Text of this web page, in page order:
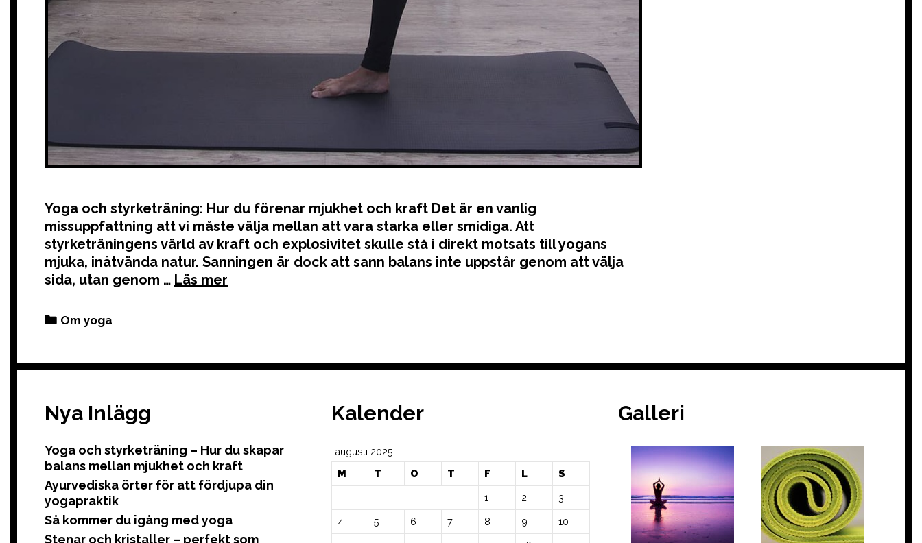
Yoga och styrketräning: Hur du förenar mjukhet och kraft Det är en vanlig
missuppfattning att vi måste välja mellan att vara starka eller smidiga. Att
styrketräningens värld av kraft och explosivitet skulle stå i direkt motsats till yogans
mjuka, inåtvända natur. Sanningen är dock att sann balans inte uppstår genom att välja
sida, utan genom …
Categories
Om yoga
Nya Inlägg
Yoga och styrketräning – Hur du skapar
balans mellan mjukhet och kraft
Ayurvediska örter för att fördjupa din
yogapraktik
Så kommer du igång med yoga
Stenar och kristaller – perfekt som
Kalender
augusti 2025
M
T O T F L S
1 2 3
4 5 6 7 8 9 10
Galleri